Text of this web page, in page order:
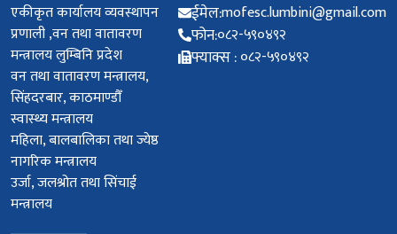
एकीकृत कार्यालय व्यवस्थापन
प्रणाली ,वन तथा वातावरण
मन्त्रालय लुम्बिनि प्रदेश
वन तथा वातावरण मन्त्रालय,
सिंहदरबार, काठमाण्डौँ
स्वास्थ्य मन्त्रालय
महिला, बालबालिका तथा ज्येष्ठ
नागरिक मन्त्रालय
उर्जा, जलश्रोत तथा सिंचाई
मन्त्रालय
ईमेल:mofesc.lumbini@gmail.com
फोन:०८२-५९०४९२
फ्याक्स :०८२-५९०४९२